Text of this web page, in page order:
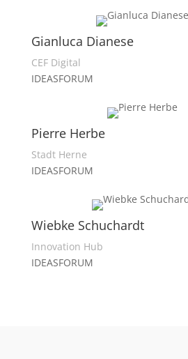
Gianluca Dianese
CEF Digital
IDEASFORUM
Pierre Herbe
Stadt Herne
IDEASFORUM
Wiebke Schuchardt
Innovation Hub
IDEASFORUM